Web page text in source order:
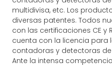
multidivisa, etc. Los
diversas patentes. Todos
con las certificaciones CE y
cuenta con la licencia para
contadoras y detectoras de
Ante la intensa